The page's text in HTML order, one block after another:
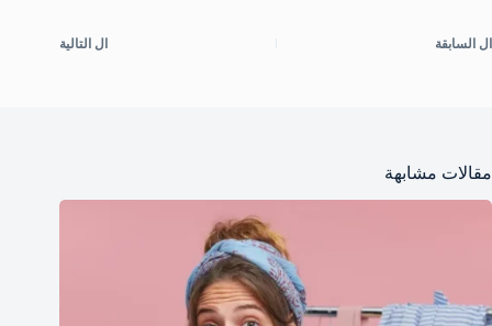
ال السابقة ال التالية
مقالات مشابهة